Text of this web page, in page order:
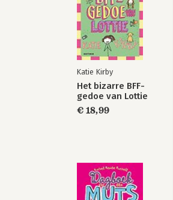
Katie Kirby
Het bizarre BFF-
gedoe van Lottie
€ 18,99